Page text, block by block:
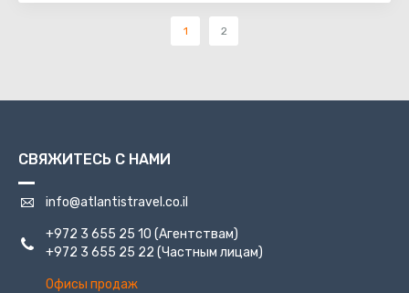
1 2
СВЯЖИТЕСЬ С НАМИ
info@atlantistravel.co.il
+972 3 655 25 10 (Агентствам)
+972 3 655 25 22 (Частным лицам)
Офисы продаж